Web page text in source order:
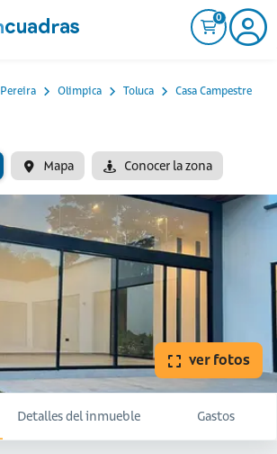
0
Pereira Olimpica Toluca Casa Campestre
Mapa Conocer la zona
ver fotos
Detalles del inmueble Gastos